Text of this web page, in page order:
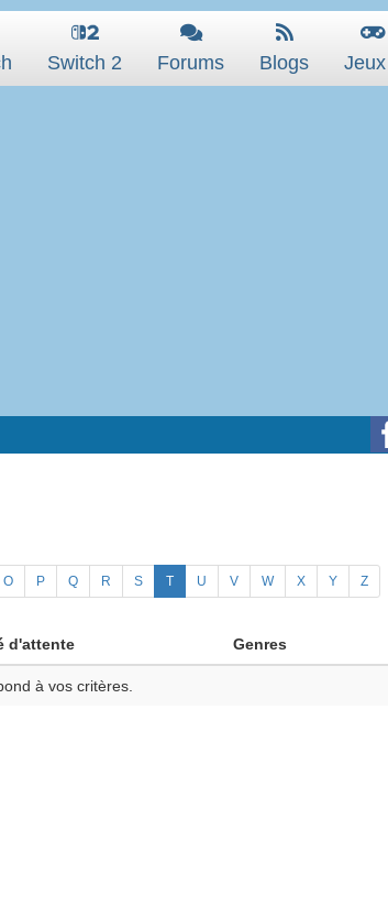
Switch 2 Forums Blogs Jeux
O P Q R S T U V W X Y Z
d'attente Genres
à vos critères.